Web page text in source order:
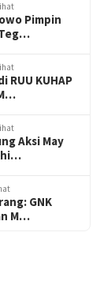
Pimpin
RUU KUHAP
Aksi May
GNK
M…